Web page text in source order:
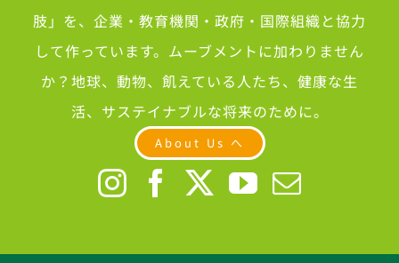
肢」を、企業・教育機関・政府・国際組織と協力
して作っています。ムーブメントに加わりません
か？地球、動物、飢えている人たち、健康な生
活、サステイナブルな将来のために。
About Us へ